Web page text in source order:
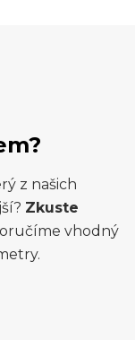
z našich
Zkuste
vhodný